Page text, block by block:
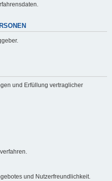
und Erfüllung vertraglicher
und Nutzerfreundlichkeit.